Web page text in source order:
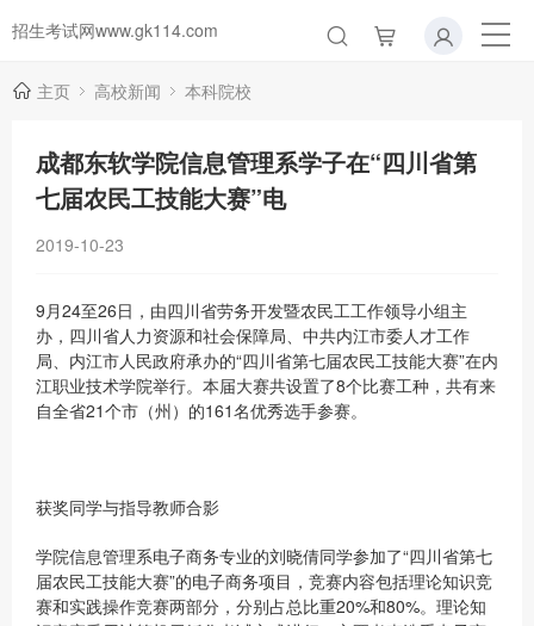
招生考试网www.gk114.com
主页 高校新闻 本科院校
成都东软学院信息管理系学子在“四川省第
七届农民工技能大赛”电
2019-10-23
9月24至26日，由四川省劳务开发暨农民工工作领导小组主
办，四川省人力资源和社会保障局、中共内江市委人才工作
局、内江市人民政府承办的“四川省第七届农民工技能大赛”在内
江职业技术学院举行。本届大赛共设置了8个比赛工种，共有来
自全省21个市（州）的161名优秀选手参赛。
获奖同学与指导教师合影
学院信息管理系电子商务专业的刘晓倩同学参加了“四川省第七
届农民工技能大赛”的电子商务项目，竞赛内容包括理论知识竞
赛和实践操作竞赛两部分，分别占总比重20%和80%。理论知